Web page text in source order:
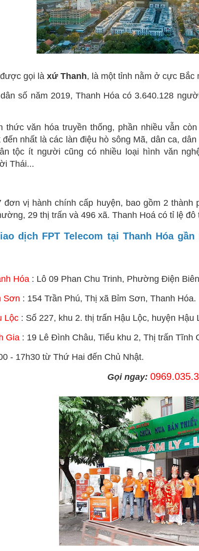
gọi làxứ Thanh, là một tỉnh nằm ở cực Bắc
số năm 2019, Thanh Hóa có 3.640.128
thức văn hóa truyền thống, phần nhiều vẫn
nhất là các làn điệu hò sông Mã, dân ca,
tộc ít người cũng có nhiều loại hình văn
Thái...
đơn vị hành chính cấp huyện, bao gồm 2
29 thị trấn và 496 xã. Thanh Hoá có tỉ lệ đô
dịch FPT Telecom tại Thanh Hóa
Hóa : Lô 09 Phan Chu Trinh, Phường Điện
Sơn : 154 Trần Phú, Thị xã Bỉm Sơn, Thanh Hóa.
Lộc : Số 227, khu 2. thị trấn Hậu Lộc, huyện Hậu
Gia : 19 Lê Đình Châu, Tiểu khu 2, Thị trấn Tĩnh
- 17h30 từ Thứ Hai đến Chủ Nhật.
Gọi ngay: